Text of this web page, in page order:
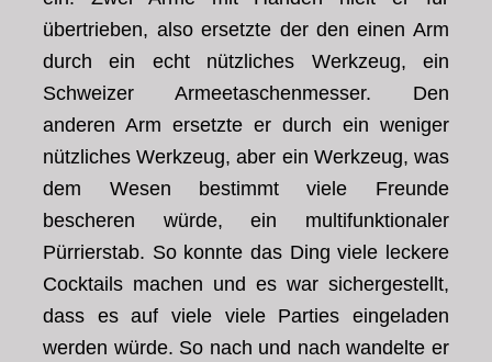
übertrieben, also ersetzte der den einen Arm
durch ein echt nützliches Werkzeug, ein
Schweizer Armeetaschenmesser. Den
anderen Arm ersetzte er durch ein weniger
nützliches Werkzeug, aber ein Werkzeug, was
dem Wesen bestimmt viele Freunde
bescheren würde, ein multifunktionaler
Pürrierstab. So konnte das Ding viele leckere
Cocktails machen und es war sichergestellt,
dass es auf viele viele Parties eingeladen
werden würde. So nach und nach wandelte er